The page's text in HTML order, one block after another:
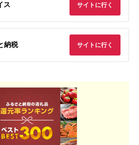
ス サイトに行く
納税 サイトに行く